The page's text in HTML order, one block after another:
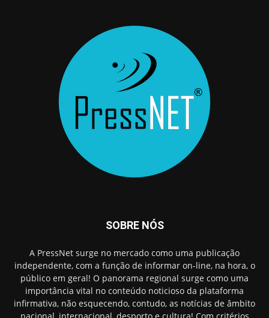
SOBRE NÓS
A PressNet surge no mercado como uma publicação
independente, com a função de informar on-line, na hora, o
público em geral! O panorama regional surge como uma
importância vital no conteúdo noticioso da plataforma
infirmativa, não esquecendo, contudo, as notícias de âmbito
nacional, internacional, desporto e cultura! Com critérios